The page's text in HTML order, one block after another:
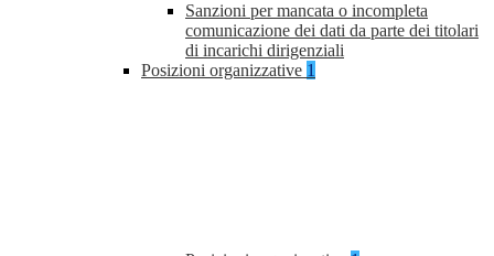
Sanzioni per mancata o incompleta
comunicazione dei dati da parte dei titolari
di incarichi dirigenziali
Posizioni organizzative 1